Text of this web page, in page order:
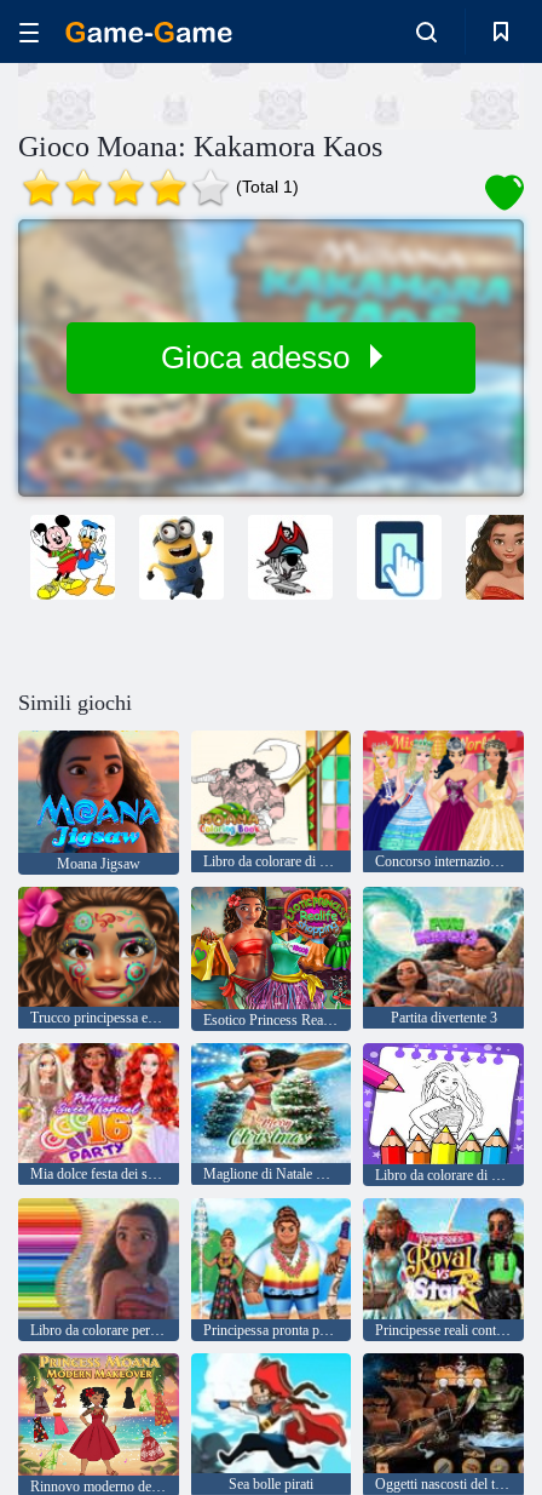
Gioco Moana: Kakamora Kaos
(Total 1)
Gioca adesso
Simili giochi
Moana Jigsaw Libro da colorare di Moana Concorso internazionale di bellezza reale
Trucco principessa esotica Esotico Princess Realife Shopping Partita divertente 3
Mia dolce festa dei sedici tropicali Maglione di Natale Moana Libro da colorare di Moana
Libro da colorare per Moana Principessa pronta per l'appuntamento con le avventure Principesse reali contro Star
Sea bolle pirati Oggetti nascosti del tesoro del pirata